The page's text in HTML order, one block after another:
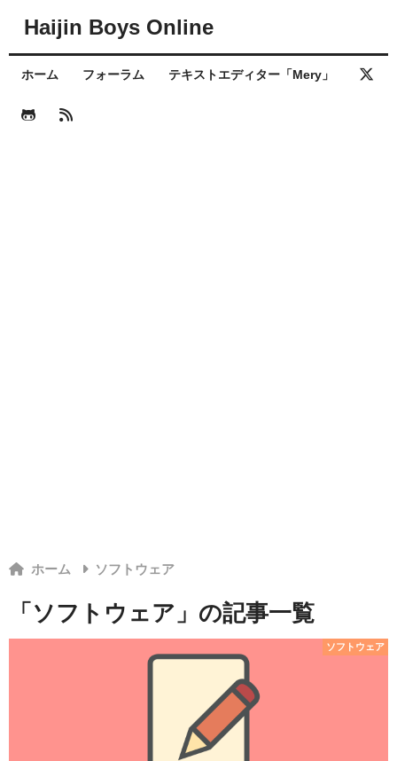
Haijin Boys Online
ホーム フォーラム テキストエディター「Mery」
ホーム ソフトウェア
「ソフトウェア」の記事一覧
ソフトウェア